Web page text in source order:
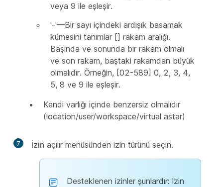
veya 9 ile eşleşir.
'-'—Bir sayı içindeki ardışık basamak
kümesini tanımlar [] rakam aralığı.
Başında ve sonunda bir rakam olmalı
ve son rakam, baştaki rakamdan büyük
olmalıdır. Örneğin, [02-589] 0, 2, 3, 4,
5, 8 ve 9 ile eşleşir.
Kendi varlığı içinde benzersiz olmalıdır
(location/user/workspace/virtual astar)
7 İzin açılır menüsünden izin türünü seçin.
Desteklenen izinler şunlardır: İzin